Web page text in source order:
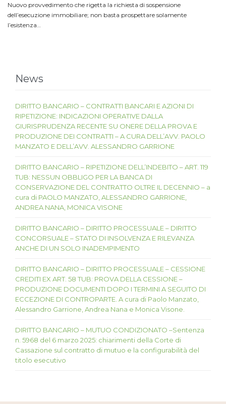
Nuovo provvedimento che rigetta la richiesta di sospensione
dell’esecuzione immobiliare; non basta prospettare solamente
l’esistenza…
News
DIRITTO BANCARIO – CONTRATTI BANCARI E AZIONI DI
RIPETIZIONE: INDICAZIONI OPERATIVE DALLA
GIURISPRUDENZA RECENTE SU ONERE DELLA PROVA E
PRODUZIONE DEI CONTRATTI – A CURA DELL’AVV. PAOLO
MANZATO E DELL’AVV. ALESSANDRO GARRIONE
DIRITTO BANCARIO – RIPETIZIONE DELL’INDEBITO – ART. 119
TUB: NESSUN OBBLIGO PER LA BANCA DI
CONSERVAZIONE DEL CONTRATTO OLTRE IL DECENNIO – a
cura di PAOLO MANZATO, ALESSANDRO GARRIONE,
ANDREA NANA, MONICA VISONE
DIRITTO BANCARIO – DIRITTO PROCESSUALE – DIRITTO
CONCORSUALE – STATO DI INSOLVENZA E RILEVANZA
ANCHE DI UN SOLO INADEMPIMENTO
DIRITTO BANCARIO – DIRITTO PROCESSUALE – CESSIONE
CREDITI EX ART. 58 TUB: PROVA DELLA CESSIONE –
PRODUZIONE DOCUMENTI DOPO I TERMINI A SEGUITO DI
ECCEZIONE DI CONTROPARTE. A cura di Paolo Manzato,
Alessandro Garrione, Andrea Nana e Monica Visone.
DIRITTO BANCARIO – MUTUO CONDIZIONATO –Sentenza
n. 5968 del 6 marzo 2025: chiarimenti della Corte di
Cassazione sul contratto di mutuo e la configurabilità del
titolo esecutivo